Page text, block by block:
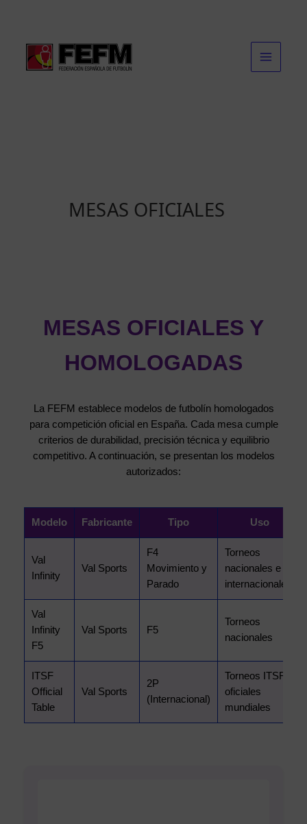
contenido
MESAS OFICIALES
MESAS OFICIALES Y
HOMOLOGADAS
La FEFM establece modelos de futbolín homologados
para competición oficial en España. Cada mesa cumple
criterios de durabilidad, precisión técnica y equilibrio
competitivo. A continuación, se presentan los modelos
autorizados:
Modelo Fabricante Tipo Uso
Val
Infinity
Val Sports
F4
Movimiento y
Parado
Torneos
nacionales e
internacionales
Val
Infinity
F5
Val Sports F5
Torneos
nacionales
ITSF
Official
Table
Val Sports
2P
(Internacional)
Torneos ITSF
oficiales
mundiales